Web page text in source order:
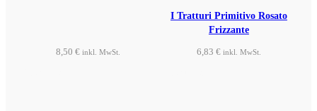
8,50€ inkl. MwSt.
I Tratturi Primitivo Rosato
Frizzante
6,83 € inkl. MwSt.